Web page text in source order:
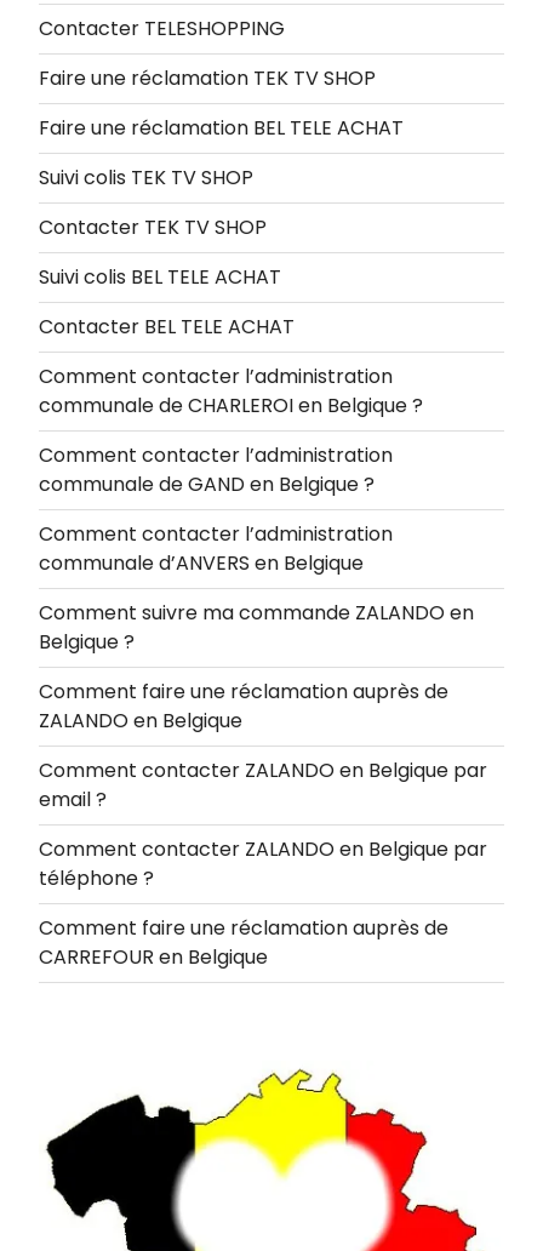
Contacter TELESHOPPING
Faire une réclamation TEK TV SHOP
Faire une réclamation BEL TELE ACHAT
Suivi colis TEK TV SHOP
Contacter TEK TV SHOP
Suivi colis BEL TELE ACHAT
Contacter BEL TELE ACHAT
Comment contacter l’administration
communale de CHARLEROI en Belgique ?
Comment contacter l’administration
communale de GAND en Belgique ?
Comment contacter l’administration
communale d’ANVERS en Belgique
Comment suivre ma commande ZALANDO en
Belgique ?
Comment faire une réclamation auprès de
ZALANDO en Belgique
Comment contacter ZALANDO en Belgique par
email ?
Comment contacter ZALANDO en Belgique par
téléphone ?
Comment faire une réclamation auprès de
CARREFOUR en Belgique